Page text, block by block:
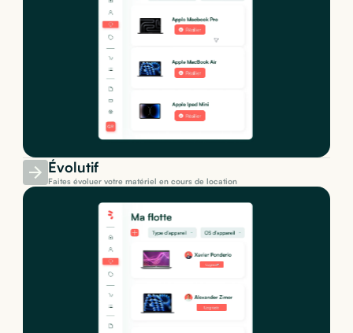
Évolutif
Faites évoluer votre matériel en cours de location